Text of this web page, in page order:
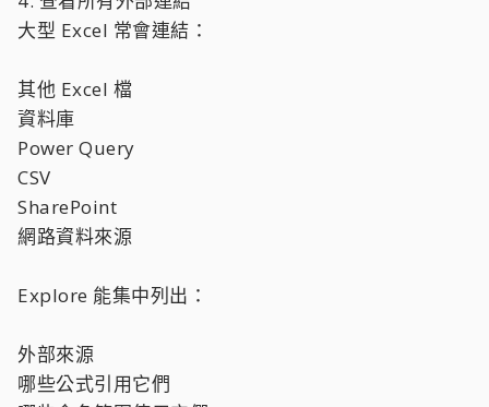
大型 Excel 常會連結：
其他 Excel 檔
資料庫
Power Query
CSV
SharePoint
網路資料來源
Explore 能集中列出：
外部來源
哪些公式引用它們